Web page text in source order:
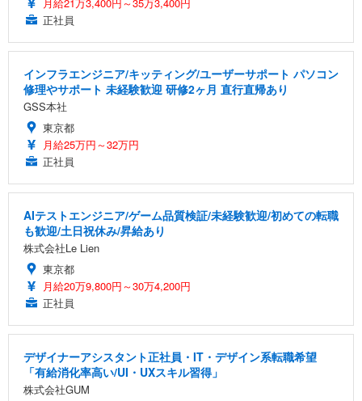
正社員
インフラエンジニア/キッティング/ユーザーサポート パソコン
修理やサポート 未経験歓迎 研修2ヶ月 直行直帰あり
GSS本社
東京都
月給25万円～32万円
正社員
AIテストエンジニア/ゲーム品質検証/未経験歓迎/初めての転職
も歓迎/土日祝休み/昇給あり
株式会社Le Lien
東京都
月給20万9,800円～30万4,200円
正社員
デザイナーアシスタント正社員・IT・デザイン系転職希望
「有給消化率高い/UI・UXスキル習得」
株式会社GUM